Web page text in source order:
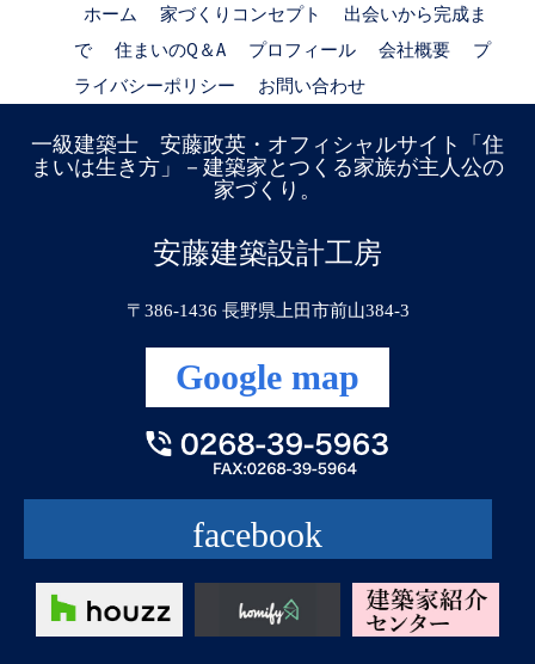
ホーム 家づくりコンセプト
出会いから完成ま
で
住まいのQ＆A プロフィール 会社概要
プ
ライバシーポリシー
お問い合わせ
一級建築士 安藤政英・オフィシャルサイト「住
まいは生き方」－建築家とつくる家族が主人公の
家づくり。
安藤建築設計工房
〒386-1436 長野県上田市前山384-3
Google map
facebook